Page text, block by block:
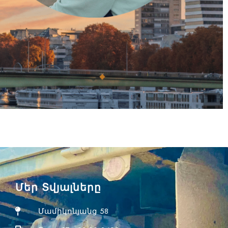
Մեր Տվյալները
Մամիկոնյանց 58